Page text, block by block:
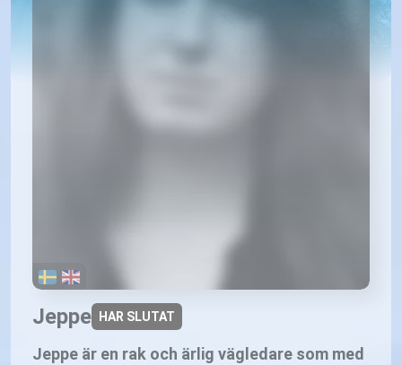
Jeppe HAR SLUTAT
Jeppe är en rak och ärlig vägledare som med